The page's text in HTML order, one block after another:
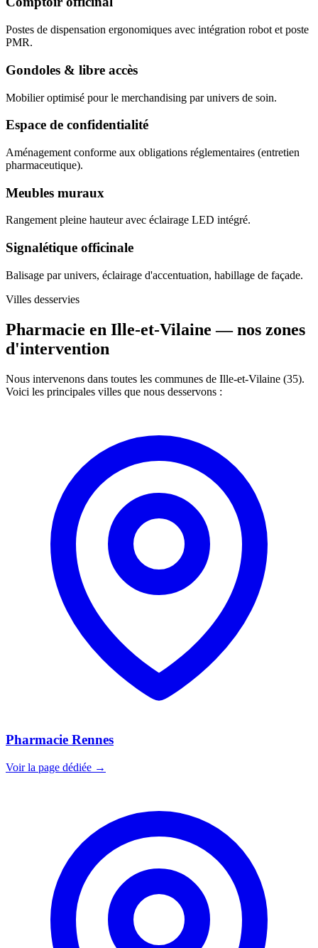
Postes de dispensation ergonomiques avec intégration robot et poste
PMR.
Gondoles & libre accès
Mobilier optimisé pour le merchandising par univers de soin.
Espace de confidentialité
Aménagement conforme aux obligations réglementaires (entretien
pharmaceutique).
Meubles muraux
Rangement pleine hauteur avec éclairage LED intégré.
Signalétique officinale
Balisage par univers, éclairage d'accentuation, habillage de façade.
Villes desservies
Pharmacie en Ille-et-Vilaine —nos zones
d'intervention
Nous intervenons dans toutes les communes de Ille-et-Vilaine (35).
Voici les principales villes que nous desservons :
Pharmacie Rennes
Voir la page dédiée →